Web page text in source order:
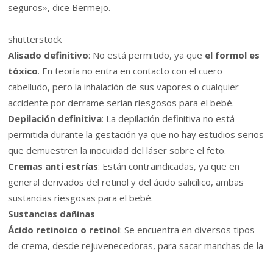
seguros», dice Bermejo.
shutterstock
Alisado definitivo: No está permitido, ya que el formol es
tóxico. En teoría no entra en contacto con el cuero
cabelludo, pero la inhalación de sus vapores o cualquier
accidente por derrame serían riesgosos para el bebé.
Depilación definitiva: La depilación definitiva no está
permitida durante la gestación ya que no hay estudios serios
que demuestren la inocuidad del láser sobre el feto.
Cremas anti estrías: Están contraindicadas, ya que en
general derivados del retinol y del ácido salicílico, ambas
sustancias riesgosas para el bebé.
Sustancias dañinas
Ácido retinoico o retinol: Se encuentra en diversos tipos
de crema, desde rejuvenecedoras, para sacar manchas de la